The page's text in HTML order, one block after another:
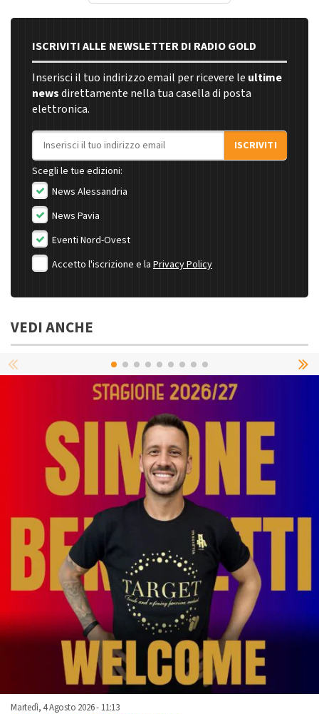
ISCRIVITI ALLE NEWSLETTER DI RADIO GOLD
Inserisci il tuo indirizzo email per ricevere le ultime
newsdirettamente nella tua casella di posta
elettronica.
Indirizzo email
ISCRIVITI
Scegli le tue edizioni:
News Alessandria
News Pavia
Eventi Nord-Ovest
Accetto l'iscrizione e la Privacy Policy
VEDI ANCHE
Martedì, 4 Agosto 2026 - 11:13